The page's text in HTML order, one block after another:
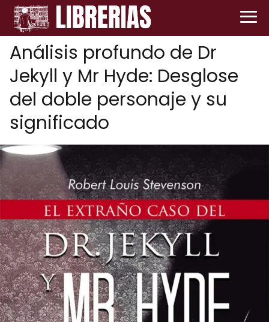
Análisis profundo de Dr
Jekyll y Mr Hyde: Desglose
del doble personaje y su
significado